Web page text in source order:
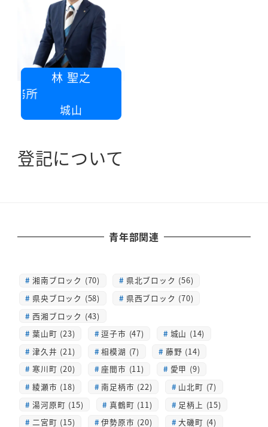
林 聖之
務所
城山
登記について
青年部関連
湘南ブロック (70)
県北ブロック (56)
県央ブロック (58)
県西ブロック (70)
西湘ブロック (43)
葉山町 (23)
逗子市 (47)
城山 (14)
津久井 (21)
相模湖 (7)
藤野 (14)
寒川町 (20)
座間市 (11)
愛甲 (9)
綾瀬市 (18)
南足柄市 (22)
山北町 (7)
湯河原町 (15)
真鶴町 (11)
足柄上 (15)
二宮町 (15)
伊勢原市 (20)
大磯町 (4)